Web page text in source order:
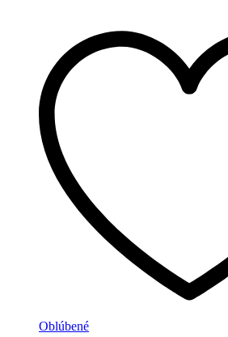
Oblúbené